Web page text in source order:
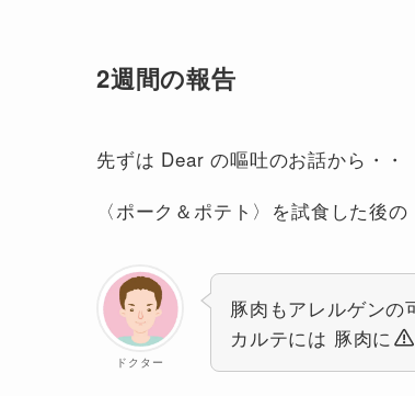
2週間の報告
先ずは Dear の嘔吐のお話から・・
〈ポーク＆ポテト〉を試食した後
ドクター
豚肉もアレルゲンの
カルテには 豚肉に